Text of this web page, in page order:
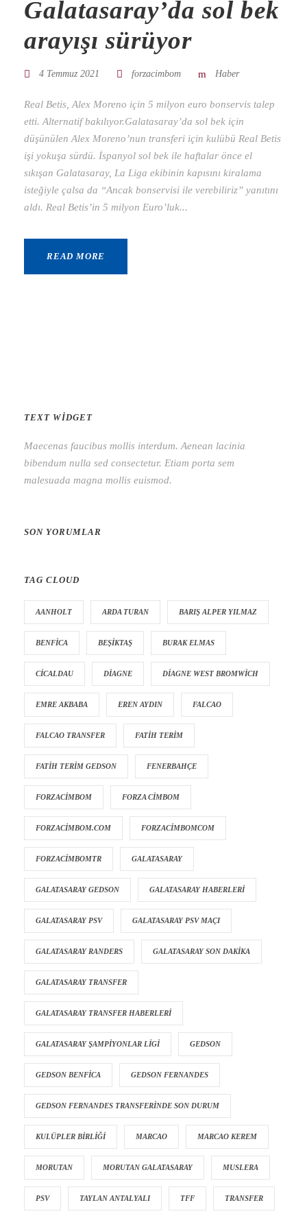
Galatasaray’da sol bek
arayışı sürüyor
4 Temmuz 2021 forzacimbom Haber
Real Betis, Alex Moreno için 5 milyon euro bonservis talep
etti. Alternatif bakılıyor.Galatasaray’da sol bek için
düşünülen Alex Moreno’nun transferi için kulübü Real Betis
işi yokuşa sürdü. İspanyol sol bek ile haftalar önce el
sıkışan Galatasaray, La Liga ekibinin kapısını kiralama
isteğiyle çalsa da “Ancak bonservisi ile verebiliriz” yanıtını
aldı. Real Betis’in 5 milyon Euro’luk...
READ MORE
TEXT WIDGET
Maecenas faucibus mollis interdum. Aenean lacinia
bibendum nulla sed consectetur. Etiam porta sem
malesuada magna mollis euismod.
SON YORUMLAR
TAG CLOUD
AANHOLT ARDA TURAN BARIŞ ALPER YILMAZ
BENFICA BEŞIKTAŞ BURAK ELMAS
CICALDAU DIAGNE DIAGNE WEST BROMWICH
EMRE AKBABA EREN AYDIN FALCAO
FALCAO TRANSFER FATIH TERIM
FATIH TERIM GEDSON FENERBAHÇE
FORZACIMBOM FORZA CIMBOM
FORZACIMBOM.COM FORZACIMBOMCOM
FORZACIMBOMTR GALATASARAY
GALATASARAY GEDSON GALATASARAY HABERLERI
GALATASARAY PSV GALATASARAY PSV MAÇI
GALATASARAY RANDERS GALATASARAY SON DAKIKA
GALATASARAY TRANSFER
GALATASARAY TRANSFER HABERLERI
GALATASARAY ŞAMPIYONLAR LIGI GEDSON
GEDSON BENFICA GEDSON FERNANDES
GEDSON FERNANDES TRANSFERINDE SON DURUM
KULÜPLER BIRLIĞI MARCAO MARCAO KEREM
MORUTAN MORUTAN GALATASARAY MUSLERA
PSV TAYLAN ANTALYALI TFF TRANSFER